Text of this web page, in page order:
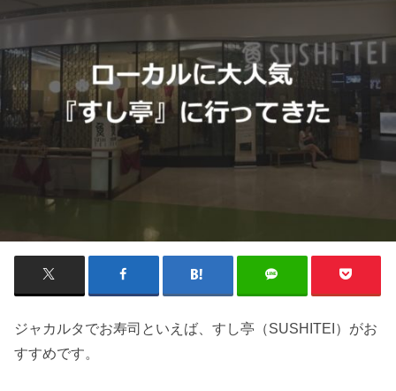
ジャカルタでお寿司といえば、すし亭（SUSHITEI）がお
すすめです。